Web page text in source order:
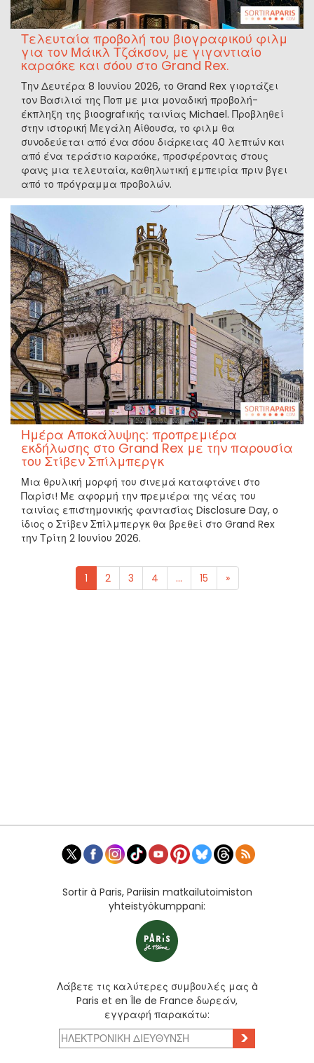
Τελευταία προβολή του βιογραφικού φιλμ
για τον Μάικλ Τζάκσον, με γιγαντιαίο
καραόκε και σόου στο Grand Rex.
Την Δευτέρα 8 Ιουνίου 2026, το Grand Rex γιορτάζει
τον Βασιλιά της Ποπ με μια μοναδική προβολή-
έκπληξη της βιοografικής ταινίας Michael. Προβληθεί
στην ιστορική Μεγάλη Αίθουσα, το φιλμ θα
συνοδεύεται από ένα σόου διάρκειας 40 λεπτών και
από ένα τεράστιο καραόκε, προσφέροντας στους
φανς μια τελευταία, καθηλωτική εμπειρία πριν βγει
από το πρόγραμμα προβολών.
Ημέρα Αποκάλυψης: προπρεμιέρα
εκδήλωσης στο Grand Rex με την παρουσία
του Στίβεν Σπίλμπεργκ
Μια θρυλική μορφή του σινεμά καταφτάνει στο
Παρίσι! Με αφορμή την πρεμιέρα της νέας του
ταινίας επιστημονικής φαντασίας Disclosure Day, ο
ίδιος ο Στίβεν Σπίλμπεργκ θα βρεθεί στο Grand Rex
την Τρίτη 2 Ιουνίου 2026.
1 2 3 4 ... 15 »
Sortir à Paris, Pariisin matkailutoimiston
yhteistyökumppani:
Λάβετε τις καλύτερες συμβουλές μας à
Paris et en Île de France δωρεάν,
εγγραφή παρακάτω:
>